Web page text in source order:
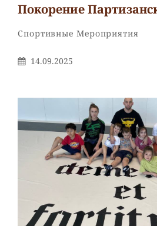
Покорение
Рубрики
Спортивные Мероприятия
Опубликовано
14.09.2025